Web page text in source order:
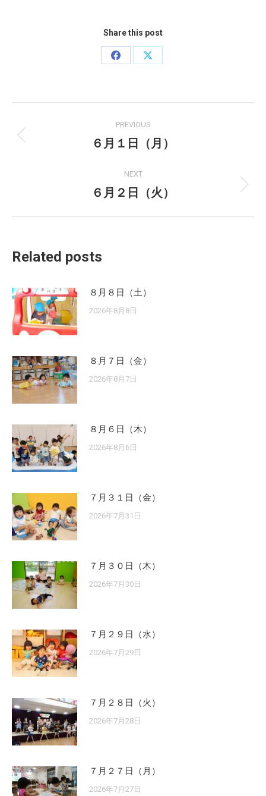
Share this post
Share
Share
navigation
PREVIOUS
Previous
６月１日（月）
NEXT
Next
６月２日（火）
Related posts
８月８日（土）
2026年8月8日
８月７日（金）
2026年8月7日
８月６日（木）
2026年8月6日
７月３１日（金）
2026年7月31日
７月３０日（木）
2026年7月30日
７月２９日（水）
2026年7月29日
７月２８日（火）
2026年7月28日
７月２７日（月）
2026年7月27日